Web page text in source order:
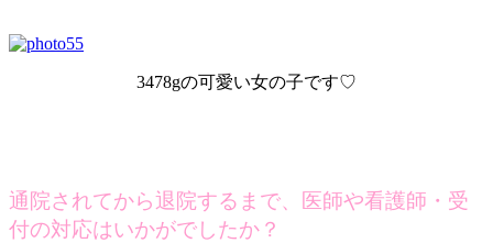
3478gの可愛い女の子です♡
通院されてから退院するまで、医師や看護師・受
付の対応はいかがでしたか？